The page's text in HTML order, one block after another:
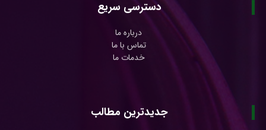
دسترسی سریع
درباره ما
تماس با ما
خدمات ما
جدیدترین مطالب